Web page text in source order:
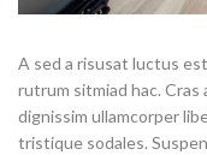
A sed a risusat luctus
rutrum sitmiad hac. Cras
dignissim ullamcorper
tristique sodales.